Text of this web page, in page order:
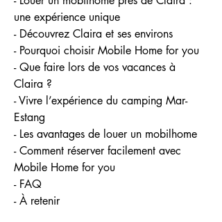
une expérience unique
- Découvrez Claira et ses environs
- Pourquoi choisir Mobile Home for you
- Que faire lors de vos vacances à
Claira ?
- Vivre l’expérience du camping Mar-
Estang
- Les avantages de louer un mobilhome
- Comment réserver facilement avec
Mobile Home for you
- FAQ
- À retenir